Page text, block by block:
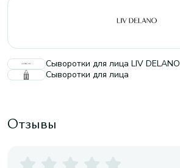
Сыворотки для лица LIV DELANO
Сыворотки для лица
Отзывы